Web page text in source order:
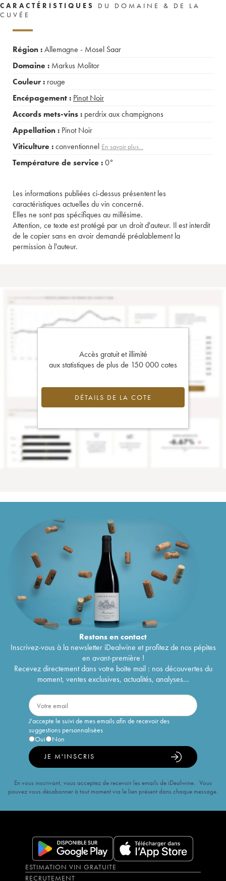
CARACTÉRISTIQUES
DU DOMAINE & DE LA
CUVÉE
Région :Allemagne - Mosel Saar
Domaine : Markus Molitor
Couleur : rouge
Encépagement : Pinot Noir
Accords mets-vins : perdrix aux champignons
Appellation : Pinot Noir
Viticulture :conventionnel En savoir plus...
Température de service :0°
Les informations publiées ci-dessus présentent les
caractéristiques actuelles du vin concerné.
Elles ne sont pas spécifiques au millésime.
Attention, ce texte est protégé par un droit d'auteur. Il est interdit
de le copier sans en avoir demandé préalablement la
permission à l'auteur.
Accès gratuit et illimité
aux statistiques de plus de 150 000 cotes
DÉTAILS DE LA COTE
Restons encontact
Inscrivez-vous à la newsletter iDealwine et profitez de nos pépites
en avant-première !
Recevez directement dans votre boîte mail : nos découvertes du
moment, ventes exclusives, actualités, analyses...
J'accepte le suivi de mes emails afin de recevoir des
suggestions personnalisées
Oui
Non
JE M'INSCRIS
En vous inscrivant, vous acceptez de recevoir les emails de iDealwine. Vous
pouvez vous désabonner à tout moment via le lien présent dans chaque message.
ESTIMATION VIN GRATUITE
RECRUTEMENT